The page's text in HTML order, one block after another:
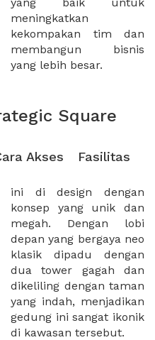
yang lebih besar.
Square
Akses Fasilitas
di kawasan tersebut.